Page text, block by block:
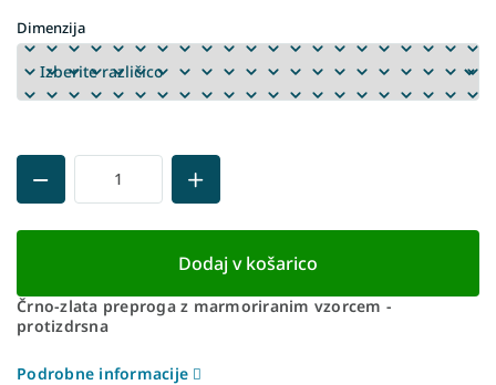
Dimenzija
Dodaj v košarico
Črno-zlata preproga z marmoriranim vzorcem -
protizdrsna
Podrobne informacije